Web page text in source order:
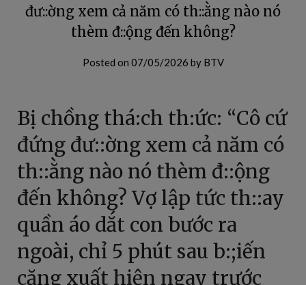
đư::ờng xem cả năm có th::ằng nào nó
thèm đ::ộng đến không?
Posted on 07/05/2026 by BTV
Bị chồng thá:ch th:ức: “Cô cứ
đứng đư::ờng xem cả năm có
th::ằng nào nó thèm đ::ộng
đến không? Vợ lập tức th::ay
quần áo dắt con bước ra
ngoài, chỉ 5 phút sau b:;iến
căng xuất hiện ngay trước